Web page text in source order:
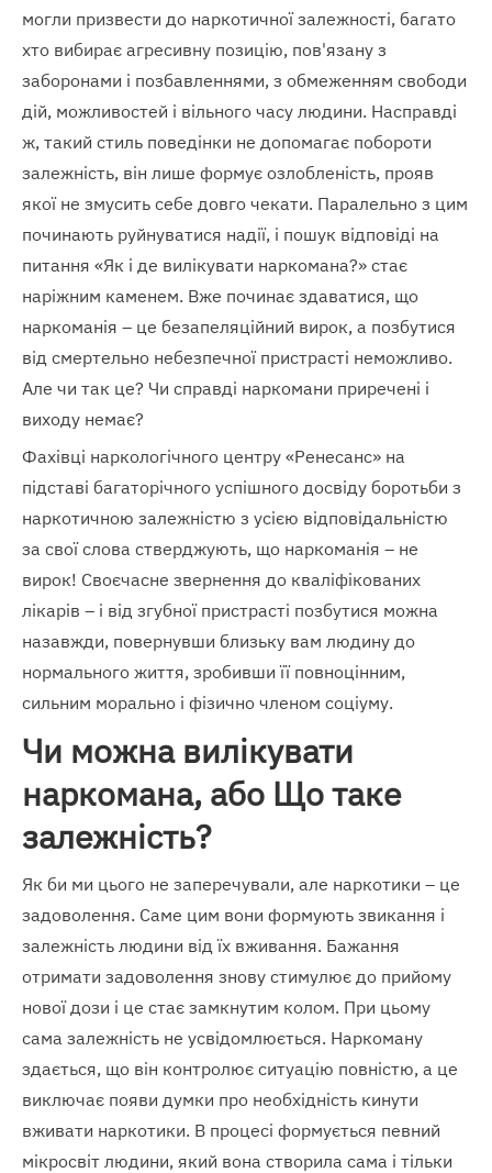
могли призвести до наркотичної залежності, багато
хто вибирає агресивну позицію, пов'язану з
заборонами і позбавленнями, з обмеженням свободи
дій, можливостей і вільного часу людини. Насправді
ж, такий стиль поведінки не допомагає побороти
залежність, він лише формує озлобленість, прояв
якої не змусить себе довго чекати. Паралельно з цим
починають руйнуватися надії, і пошук відповіді на
питання «Як і де вилікувати наркомана?» стає
наріжним каменем. Вже починає здаватися, що
наркоманія – це безапеляційний вирок, а позбутися
від смертельно небезпечної пристрасті неможливо.
Але чи так це? Чи справді наркомани приречені і
виходу немає?
Фахівці наркологічного центру «Ренесанс» на
підставі багаторічного успішного досвіду боротьби з
наркотичною залежністю з усією відповідальністю
за свої слова стверджують, що наркоманія – не
вирок! Своєчасне звернення до кваліфікованих
лікарів – і від згубної пристрасті позбутися можна
назавжди, повернувши близьку вам людину до
нормального життя, зробивши її повноцінним,
сильним морально і фізично членом соціуму.
Чи можна вилікувати
наркомана, або Що таке
залежність?
Як би ми цього не заперечували, але наркотики – це
задоволення. Саме цим вони формують звикання і
залежність людини від їх вживання. Бажання
отримати задоволення знову стимулює до прийому
нової дози і це стає замкнутим колом. При цьому
сама залежність не усвідомлюється. Наркоману
здається, що він контролює ситуацію повністю, а це
виключає появи думки про необхідність кинути
вживати наркотики. В процесі формується певний
мікросвіт людини, який вона створила сама і тільки